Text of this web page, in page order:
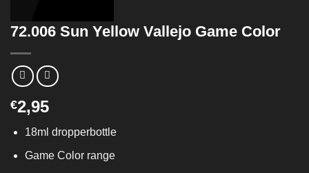
72.006 Sun Yellow Vallejo Game Color
€2,95
18ml dropperbottle
Game Color range